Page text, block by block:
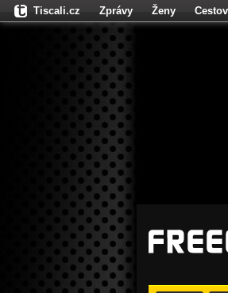
Tiscali.cz Zprávy Ženy
Fights.cz